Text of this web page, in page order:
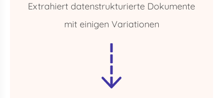
Extrahiert datenstrukturierte Dokumente
mit einigen Variationen